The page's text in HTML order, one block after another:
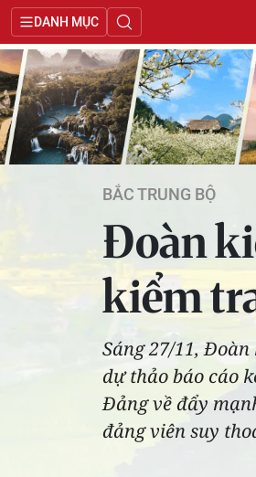
DANH MỤC
BẮC TRUNG BỘ
Đoàn
kiểm
Sáng 27/11,
dự thảo báo cáo
Đảng về đẩy
đảng viên suy